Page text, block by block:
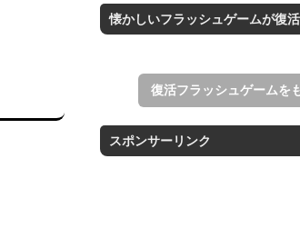
アローアウト
すべての矢印を画
懐かしいフラッシュゲームが復活
復活フラッシュゲームを
スポンサーリンク